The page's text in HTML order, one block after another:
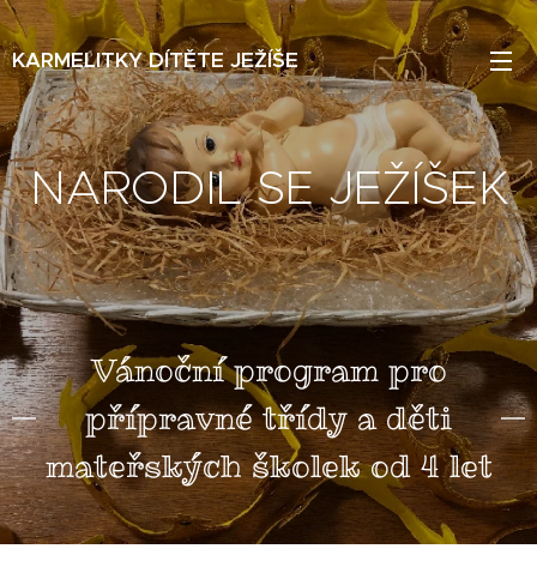
KARMELITKY DÍTĚTE JEŽÍŠE
NARODIL SE JEŽÍŠEK
Vánoční program pro
přípravné třídy a děti
mateřských školek od 4 let